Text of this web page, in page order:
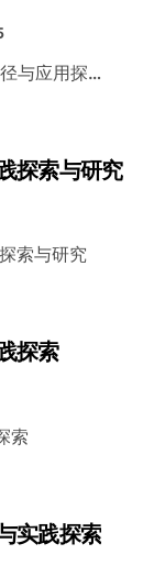
径与应用探…
探索与研究
索与研究
探索
索
实践探索